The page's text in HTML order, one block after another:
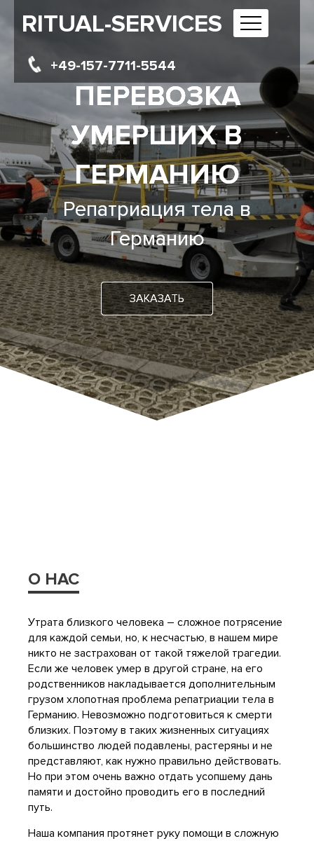
RITUAL-SERVICES
+49-157-7711-5544
ПЕРЕВОЗКА
УМЕРШИХ В
ГЕРМАНИЮ
Репатриация тела в
Германию
ЗАКАЗАТЬ
О НАС
Утрата близкого человека – сложное потрясение
для каждой семьи, но, к несчастью, в нашем мире
никто не застрахован от такой тяжелой трагедии.
Если же человек умер в другой стране, на его
родственников накладывается дополнительным
грузом хлопотная проблема репатриации тела в
Германию. Невозможно подготовиться к смерти
близких. Поэтому в таких жизненных ситуациях
большинство людей подавлены, растеряны и не
представляют, как нужно правильно действовать.
Но при этом очень важно отдать усопшему дань
памяти и достойно проводить его в последний
путь.
Наша компания протянет руку помощи в сложную